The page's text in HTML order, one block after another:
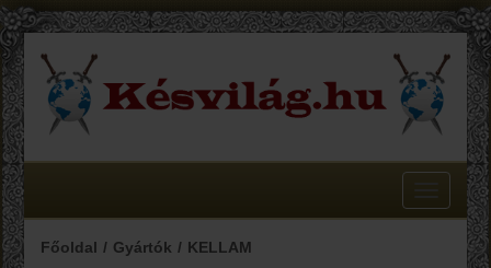
Toggle
Főoldal
Gyártók KELLAM